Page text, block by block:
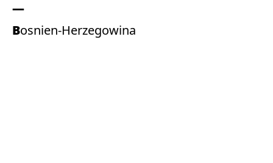
Bosnien-Herzegowina